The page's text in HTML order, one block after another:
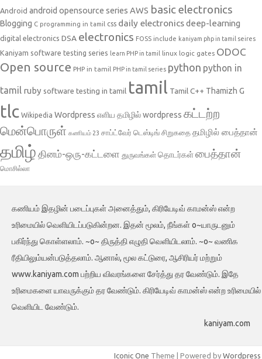
Android android opensource series AWS basic electronics
Blogging C programming in tamil css daily electronicsdeep-learning
digital electronics DSA electronics FOSS include kaniyam php in tamil seires
Kaniyam software testing series learn PHP in tamil linux logic gates ODOC
Open source PHP in tamil PHP in tamil series python python in
tamil ruby software testing in tamil tamil Tamil C++ Thamizh G
tlc Wikipedia Wordpress எளிய தமிழில் wordpress கட்டற்ற
மென்பொருள் கணியம் 23 சாப்ட்வேர் டெஸ்டிங் சிறுகதை தமிழில் பைத்தான்
தமிழ் தினம்-ஒரு-கட்டளை துருவங்கள் தொடர்கள்பைத்தான்
மொசில்லா
கணியம் இதழின் படைப்புகள் அனைத்தும், கிரியேடிவ் காமன்ஸ் என்ற
உரிமையில் வெளியிடப்படுகின்றன. இதன் மூலம், நீங்கள் o~யாருடனும்
பகிர்ந்து கொள்ளலாம். ~o~ திருத்தி எழுதி வெளியிடலாம். ~o~ வணிக
ரீதியிலும்யன்படுத்தலாம். ஆனால், மூல கட்டுரை, ஆசிரியர் மற்றும்
www.kaniyam.com பற்றிய விவரங்களை சேர்த்து தர வேண்டும். இதே
உரிமைகளை யாவருக்கும் தர வேண்டும். கிரியேடிவ் காமன்ஸ் என்ற உரிமையில்
வெளியிட வேண்டும்.
kaniyam.com
Iconic One Theme | Powered by Wordpress